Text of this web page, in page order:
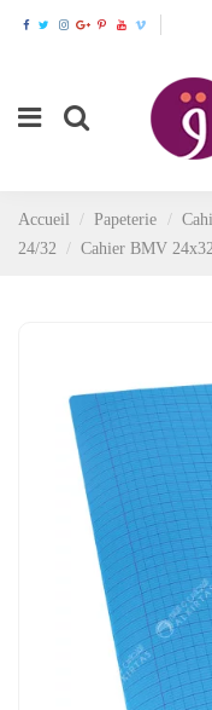
Accueil Papeterie
24/32
Cahier BMV